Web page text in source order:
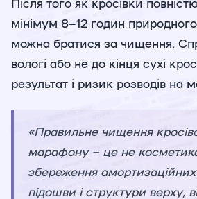
мінімум 8–12 годин
можна братися за чищення.
вологі або не до кінця сухі
результат і ризик розводів на
«Правильне чищення
марафону – це не
збереження
підошви і структури верху,